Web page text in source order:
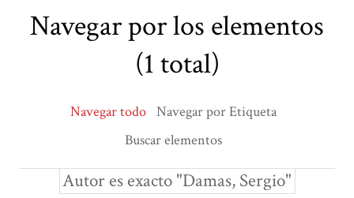
Navegar por los elementos
(1 total)
Navegar todo Navegar por Etiqueta
Buscar elementos
Autor es exacto "Damas, Sergio"